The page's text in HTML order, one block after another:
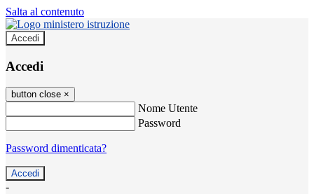
Salta al contenuto
Accedi
Accedi
button close ×
Nome Utente
Password
Password dimenticata?
-